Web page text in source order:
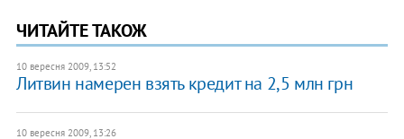
ЧИТАЙТЕ ТАКОЖ
10 вересня 2009, 13:52
Литвин намерен взять кредит на 2,5 млн грн
10 вересня 2009, 13:26